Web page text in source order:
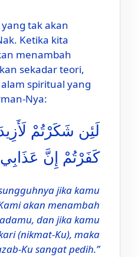
Ketika kita
menambah
sekadar teori,
spiritual yang
Nya:
لَئِن شَكَرْتُمْ
كَفَرْتُمْ إِنَّ
jika kamu
akan menambah
dan jika kamu
(nikmat-Ku), maka
Ku sangat pedih.”